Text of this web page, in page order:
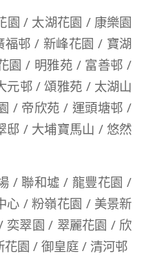
園 / 太湖花園 / 康樂園
邨 / 新峰花園 / 寶湖
園 / 明雅苑 / 富善邨 /
元邨 / 頌雅苑 / 太湖山
/ 帝欣苑 / 運頭塘邨 /
邸 / 大埔寶馬山 / 悠然
/ 聯和墟 / 龍豐花園 /
心 / 粉嶺花園 / 美景新
奕翠園 / 翠麗花園 / 欣
園 / 御皇庭 / 清河邨